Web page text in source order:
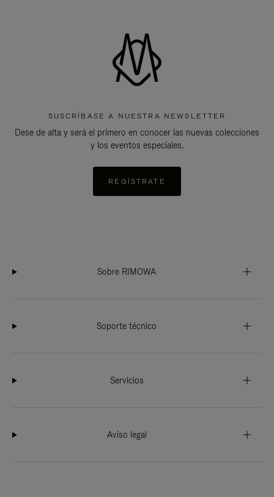
SUSCRÍBASE A NUESTRA NEWSLETTER
Dese de alta y será el primero en conocer las nuevas colecciones
y los eventos especiales.
REGÍSTRATE
Sobre RIMOWA
Soporte técnico
Servicios
Aviso legal